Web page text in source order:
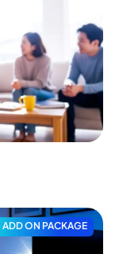
ADD ON PACKAGE